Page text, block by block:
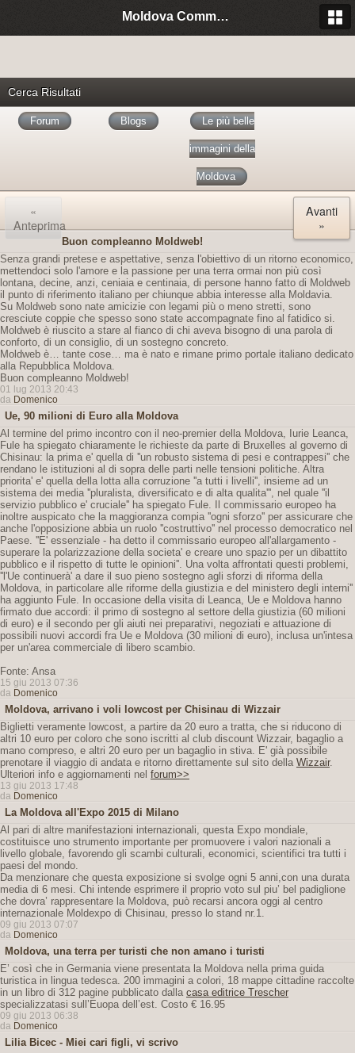
Moldova Community Italia
Cerca Risultati
Forum Blogs Le più belle
immagini della
Moldova
«
Anteprima
Avanti
»
Buon compleanno Moldweb!
Senza grandi pretese e aspettative, senza l'obiettivo di un ritorno economico,
mettendoci solo l'amore e la passione per una terra ormai non più così
lontana, decine, anzi, ceniaia e centinaia, di persone hanno fatto di Moldweb
il punto di riferimento italiano per chiunque abbia interesse alla Moldavia.
Su Moldweb sono nate amicizie con legami più o meno stretti, sono
cresciute coppie che spesso sono state accompagnate fino al fatidico si.
Moldweb è riuscito a stare al fianco di chi aveva bisogno di una parola di
conforto, di un consiglio, di un sostegno concreto.
Moldweb è… tante cose… ma è nato e rimane primo portale italiano dedicato
alla Repubblica Moldova.
Buon compleanno Moldweb!
01 lug 2013 20:43
da Domenico
Ue, 90 milioni di Euro alla Moldova
Al termine del primo incontro con il neo-premier della Moldova, Iurie Leanca,
Fule ha spiegato chiaramente le richieste da parte di Bruxelles al governo di
Chisinau: la prima e' quella di ''un robusto sistema di pesi e contrappesi'' che
rendano le istituzioni al di sopra delle parti nelle tensioni politiche. Altra
priorita' e' quella della lotta alla corruzione ''a tutti i livelli'', insieme ad un
sistema dei media ''pluralista, diversificato e di alta qualita''', nel quale ''il
servizio pubblico e' cruciale'' ha spiegato Fule. Il commissario europeo ha
inoltre auspicato che la maggioranza compia ''ogni sforzo'' per assicurare che
anche l'opposizione abbia un ruolo ''costruttivo'' nel processo democratico nel
Paese. ''E' essenziale - ha detto il commissario europeo all'allargamento -
superare la polarizzazione della societa' e creare uno spazio per un dibattito
pubblico e il rispetto di tutte le opinioni''. Una volta affrontati questi problemi,
''l'Ue continuerà' a dare il suo pieno sostegno agli sforzi di riforma della
Moldova, in particolare alle riforme della giustizia e del ministero degli interni''
ha aggiunto Fule. In occasione della visita di Leanca, Ue e Moldova hanno
firmato due accordi: il primo di sostegno al settore della giustizia (60 milioni
di euro) e il secondo per gli aiuti nei preparativi, negoziati e attuazione di
possibili nuovi accordi fra Ue e Moldova (30 milioni di euro), inclusa un'intesa
per un'area commerciale di libero scambio.
Fonte: Ansa
15 giu 2013 07:36
da Domenico
Moldova, arrivano i voli lowcost per Chisinau di Wizzair
Biglietti veramente lowcost, a partire da 20 euro a tratta, che si riducono di
altri 10 euro per coloro che sono iscritti al club discount Wizzair, bagaglio a
mano compreso, e altri 20 euro per un bagaglio in stiva. E' già possibile
prenotare il viaggio di andata e ritorno direttamente sul sito della Wizzair.
Ulteriori info e aggiornamenti nel forum>>
13 giu 2013 17:48
da Domenico
La Moldova all'Expo 2015 di Milano
Al pari di altre manifestazioni internazionali, questa Expo mondiale,
costituisce uno strumento importante per promuovere i valori nazionali a
livello globale, favorendo gli scambi culturali, economici, scientifici tra tutti i
paesi del mondo.
Da menzionare che questa exposizione si svolge ogni 5 anni,con una durata
media di 6 mesi. Chi intende esprimere il proprio voto sul piu’ bel padiglione
che dovra’ rappresentare la Moldova, può recarsi ancora oggi al centro
internazionale Moldexpo di Chisinau, presso lo stand nr.1.
09 giu 2013 07:07
da Domenico
Moldova, una terra per turisti che non amano i turisti
E’ così che in Germania viene presentata la Moldova nella prima guida
turistica in lingua tedesca. 200 immagini a colori, 18 mappe cittadine raccolte
in un libro di 312 pagine pubblicato dalla casa editrice Trescher
specializzatasi sull’Euopa dell’est. Costo € 16.95
09 giu 2013 06:38
da Domenico
Lilia Bicec - Miei cari figli, vi scrivo